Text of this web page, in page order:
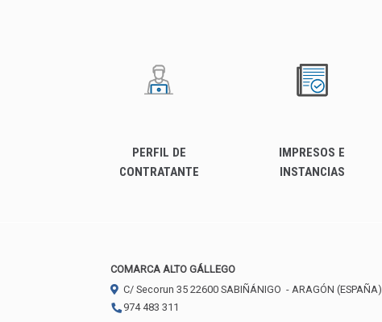
PERFIL DE
CONTRATANTE
IMPRESOS E
INSTANCIAS
COMARCA ALTO GÁLLEGO
C/ Secorun 35 22600 SABIÑÁNIGO - ARAGÓN (ESPAÑA)
974 483 311